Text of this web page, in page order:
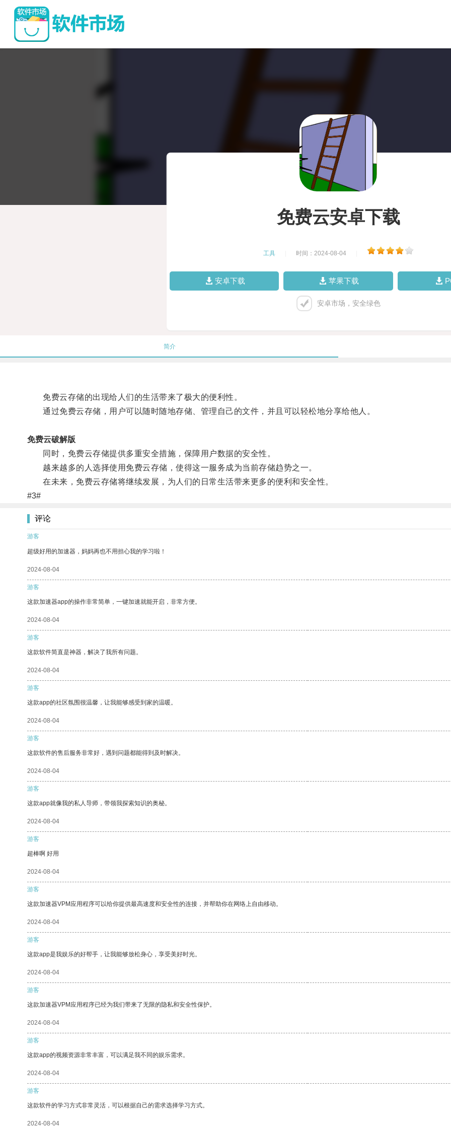
免费云安卓下载
工具 时间：2024-08-04
安卓下载 苹果下载
安卓市场，安全绿色
简介
免费云存储的出现给人们的生活带来了极大的便利性。
通过免费云存储，用户可以随时随地存储、管理自己的文件，并且可以轻松地分享给他人。
免费云破解版
同时，免费云存储提供多重安全措施，保障用户数据的安全性。
越来越多的人选择使用免费云存储，使得这一服务成为当前存储趋势之一。
在未来，免费云存储将继续发展，为人们的日常生活带来更多的便利和安全性。
#3#
评论
游客
超级好用的加速器，妈妈再也不用担心我的学习啦！
2024-08-04
游客
这款加速器app的操作非常简单，一键加速就能开启，非常方便。
2024-08-04
游客
这款软件简直是神器，解决了我所有问题。
2024-08-04
游客
这款app的社区氛围很温馨，让我能够感受到家的温暖。
2024-08-04
游客
这款软件的售后服务非常好，遇到问题都能得到及时解决。
2024-08-04
游客
这款app就像我的私人导师，带领我探索知识的奥秘。
2024-08-04
游客
超棒啊 好用
2024-08-04
游客
这款加速器VPM应用程序可以给你提供最高速度和安全性的连接，并帮助你在网络上自由移动。
2024-08-04
游客
这款app是我娱乐的好帮手，让我能够放松身心，享受美好时光。
2024-08-04
游客
这款加速器VPM应用程序已经为我们带来了无限的隐私和安全性保护。
2024-08-04
游客
这款app的视频资源非常丰富，可以满足我不同的娱乐需求。
2024-08-04
游客
这款软件的学习方式非常灵活，可以根据自己的需求选择学习方式。
2024-08-04